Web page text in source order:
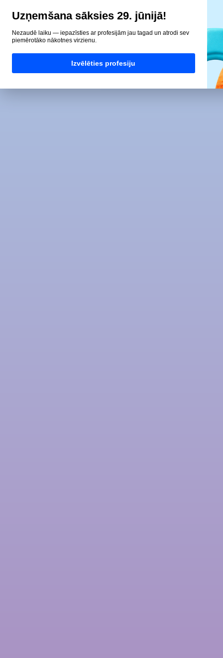
Uzņemšana sāksies 29. jūnijā!
Nezaudē laiku — iepazīsties ar profesijām jau tagad un atrodi sev
piemērotāko nākotnes virzienu.
Izvēlēties profesiju